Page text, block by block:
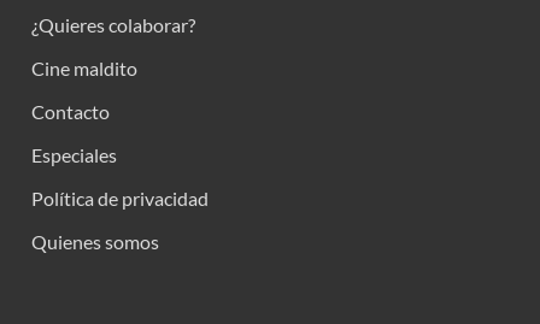
¿Quieres colaborar?
Cine maldito
Contacto
Especiales
Política de privacidad
Quienes somos